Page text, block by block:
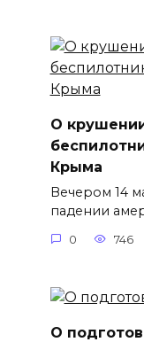
О
Крыма
Вечером 14
падении
0 746
О